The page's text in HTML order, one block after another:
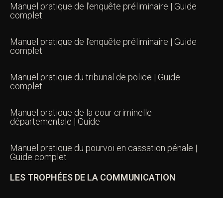
Manuel pratique de l’enquête préliminaire | Guide
complet
Manuel pratique de l’enquête préliminaire | Guide
complet
Manuel pratique du tribunal de police | Guide
complet
Manuel pratique de la cour criminelle
départementale | Guide
Manuel pratique du pourvoi en cassation pénale |
Guide complet
LES TROPHÉES DE LA COMMUNICATION